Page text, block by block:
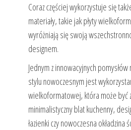
Coraz częściej wykorzystuje się
materiały, takie jak płyty
wyróżniają się swoją
designem.
Jednym z innowacyjnych
stylu nowoczesnym jest
wielkoformatowej, która może być
minimalistyczny blat kuchenny,
łazienki czy nowoczesna okładzina